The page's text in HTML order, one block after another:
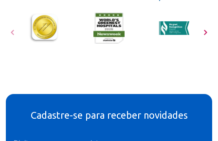
Cadastre-se para receber novidades